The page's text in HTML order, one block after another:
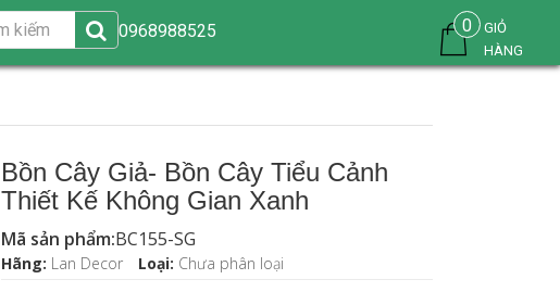
0968988525 0
GIỎ
HÀNG
Bồn Cây Giả- Bồn Cây Tiểu Cảnh
Thiết Kế Không Gian Xanh
Mã sản phẩm:BC155-SG
Hãng: Lan Decor Loại: Chưa phân loại